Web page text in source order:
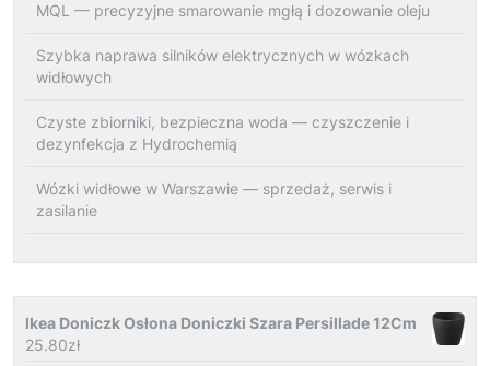
MQL — precyzyjne smarowanie mgłą i dozowanie oleju
Szybka naprawa silników elektrycznych w wózkach
widłowych
Czyste zbiorniki, bezpieczna woda — czyszczenie i
dezynfekcja z Hydrochemią
Wózki widłowe w Warszawie — sprzedaż, serwis i
zasilanie
Ikea Doniczk Osłona Doniczki Szara Persillade 12Cm
25.80zł